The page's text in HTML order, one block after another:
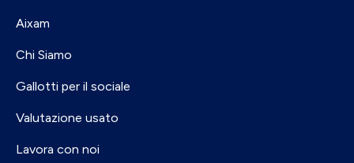
Aixam
Chi Siamo
Gallotti per il sociale
Valutazione usato
Lavora con noi